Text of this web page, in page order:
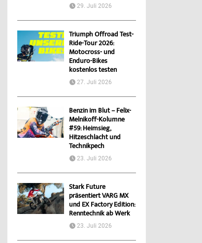
29. Juli 2026
Triumph Offroad Test-
Ride-Tour 2026:
Motocross- und
Enduro-Bikes
kostenlos testen
27. Juli 2026
Benzin im Blut – Felix-
Melnikoff-Kolumne
#59: Heimsieg,
Hitzeschlacht und
Technikpech
23. Juli 2026
Stark Future
präsentiert VARG MX
und EX Factory Edition:
Renntechnik ab Werk
23. Juli 2026